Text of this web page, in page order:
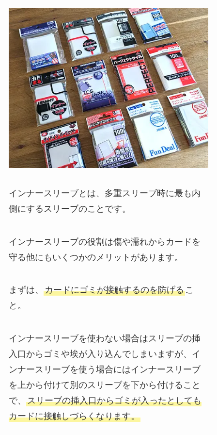
インナースリーブとは、多重スリーブ時に最も内
側にするスリーブのことです。
インナースリーブの役割は傷や濡れからカードを
守る他にもいくつかのメリットがあります。
まずは、 カードにゴミが接触するのを防げるこ
と。
インナースリーブを使わない場合はスリーブの挿
入口からゴミや埃が入り込んでしまいますが、イ
ンナースリーブを使う場合にはインナースリーブ
を上から付けて別のスリーブを下から付けること
で、 スリーブの挿入口からゴミが入ったとしても
カードに接触しづらくなります。